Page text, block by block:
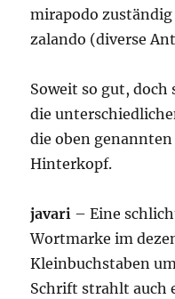
mirapodo
zalando (diverse
Soweit so gut, doch
die
die oben
Hinterkopf.
javari – Eine
Wortmarke im
Kleinbuchstaben
Schrift strahlt auch